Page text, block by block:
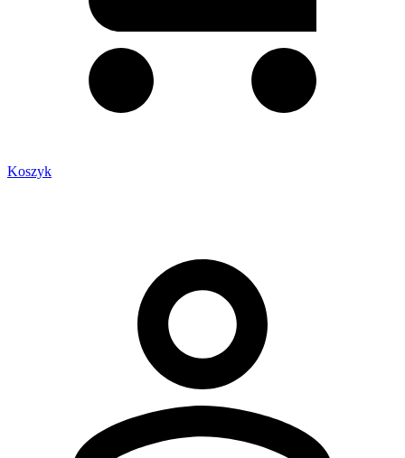
Koszyk